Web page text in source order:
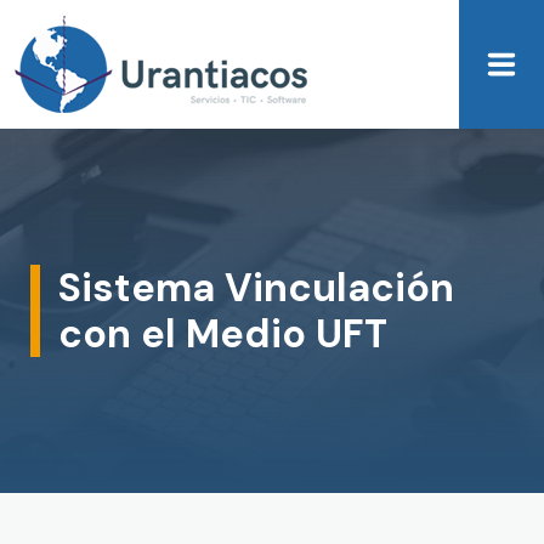
Skip to main content
Sistema Vinculación
con el Medio UFT